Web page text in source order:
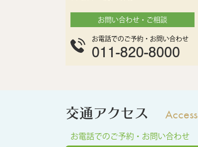
お問い合わせ・ご相談
お電話でのご予約・お問い合わせ
011-820-8000
交通アクセス Access
お電話でのご予約・お問い合わせ